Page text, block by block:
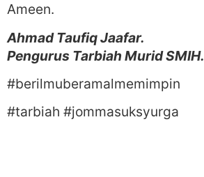
Ameen.
Ahmad Taufiq Jaafar.
Pengurus Tarbiah Murid SMIH.
#berilmuberamalmemimpin
#tarbiah #jommasuksyurga